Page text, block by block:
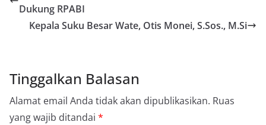
Dukung RPABI
Kepala Suku Besar Wate, Otis Monei, S.Sos., M.Si
Tinggalkan Balasan
Alamat email Anda tidak akan dipublikasikan. Ruas
yang wajib ditandai *